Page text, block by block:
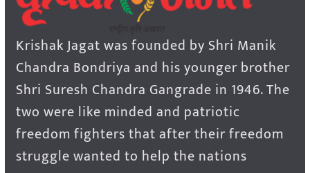
Krishak Jagat was founded by Shri Manik
Chandra Bondriya and his younger brother
Shri Suresh Chandra Gangrade in 1946. The
two were like minded and patriotic
freedom fighters that after their freedom
struggle wanted to help the nations